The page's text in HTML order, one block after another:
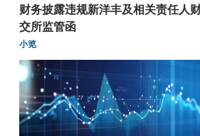
财务披露违规新洋丰及相关责任人
交所监管函
小览